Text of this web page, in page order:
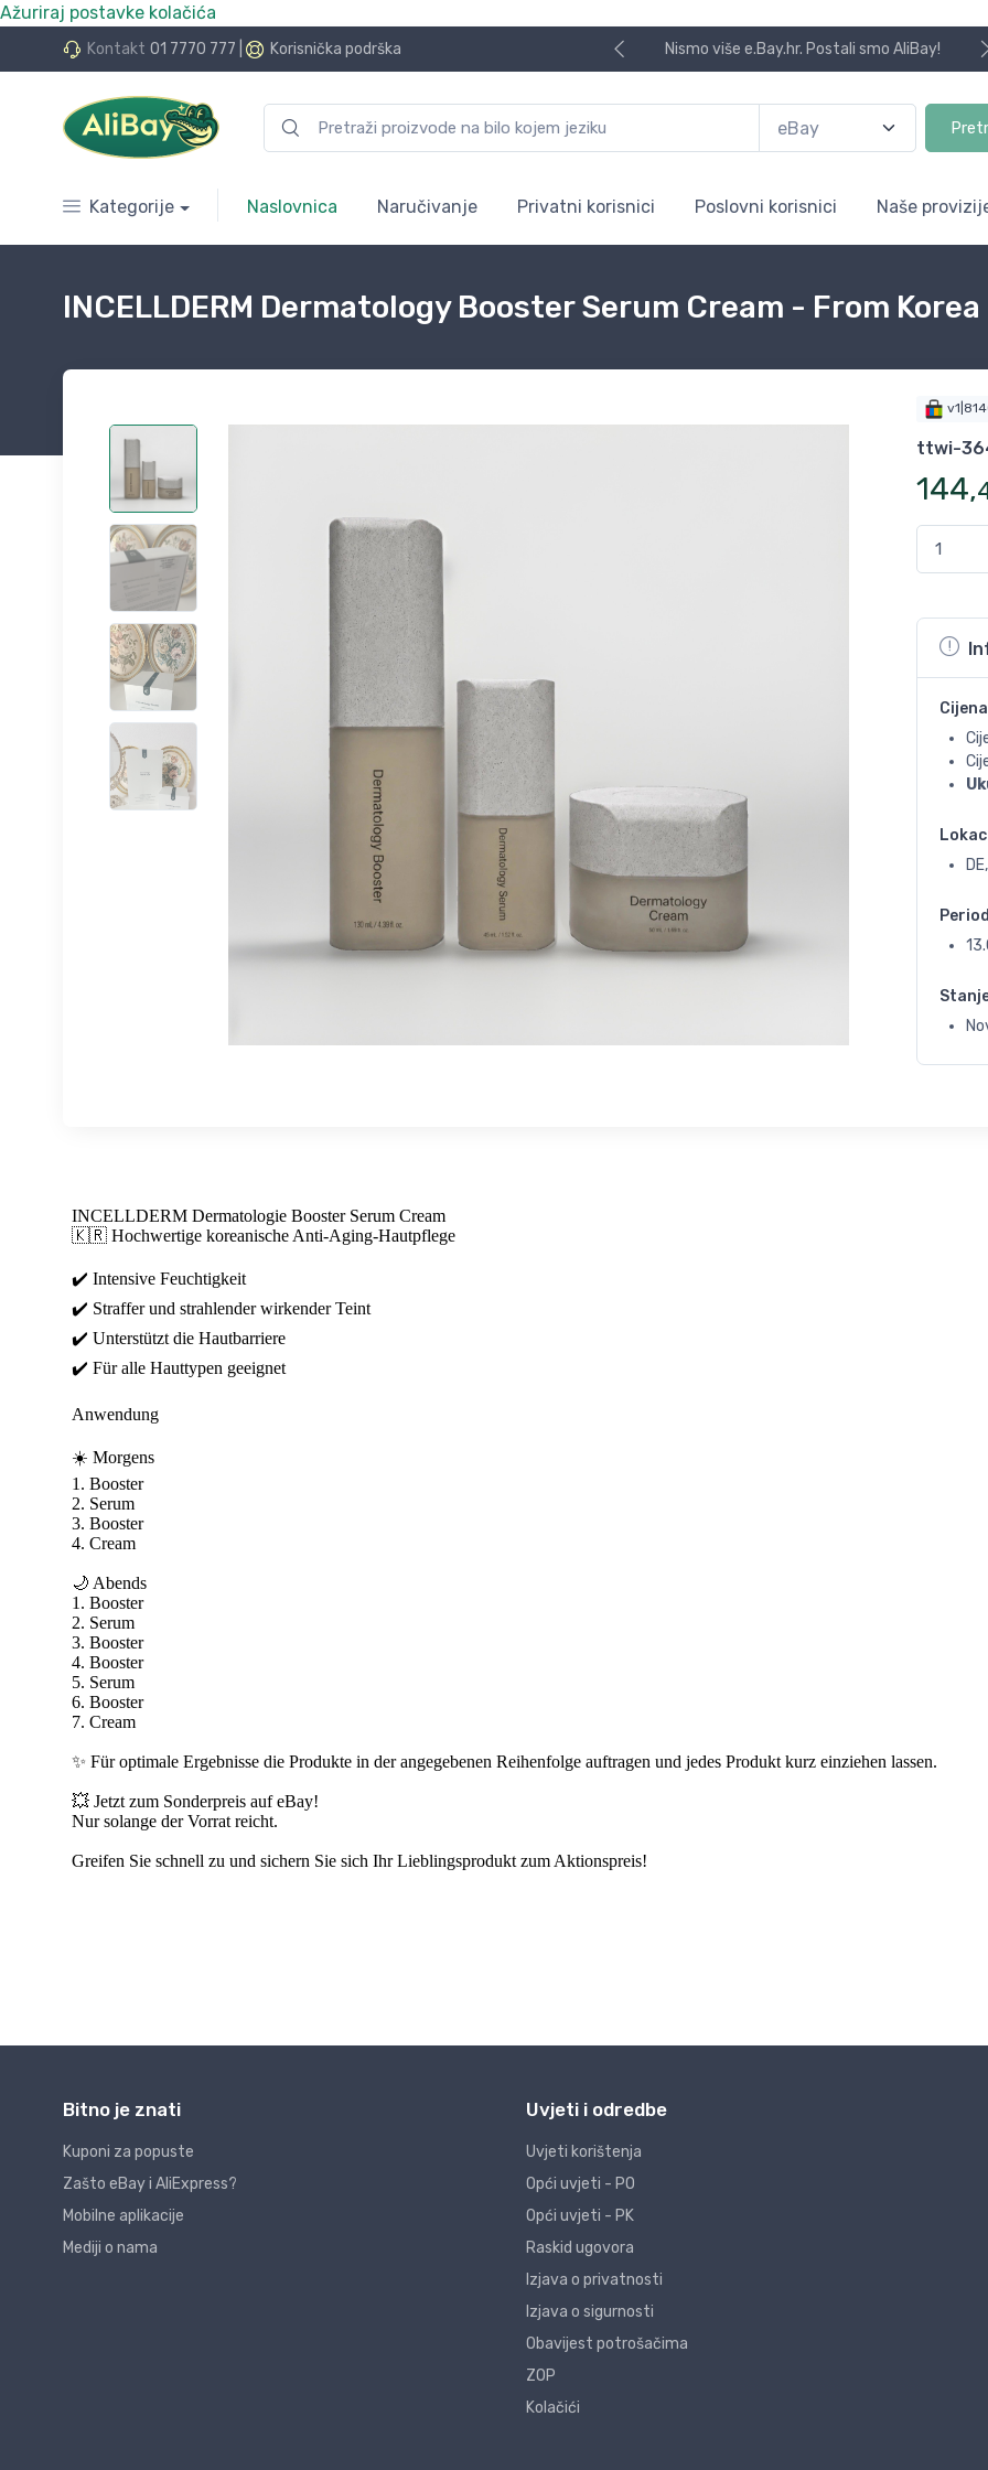
Ažuriraj postavke kolačića
Kontakt 01 7770 777 Korisnička podrška
24 rate bez kamata Nismo više e.Bay.hr. Postali smo AliBay!
Kategorije Naslovnica Naručivanje Privatni korisnici Poslovni korisnici Naše
INCELLDERM Dermatology Booster Serum Cream - From Korea
ttwi-
144,
Cijena
Bitno je znati
Kuponi za popuste
Zašto eBay i AliExpress?
Mobilne aplikacije
Mediji o nama
Uvjeti i odredbe
Uvjeti korištenja
Opći uvjeti - PO
Opći uvjeti - PK
Raskid ugovora
Izjava o privatnosti
Izjava o sigurnosti
Obavijest potrošačima
ZOP
Kolačići